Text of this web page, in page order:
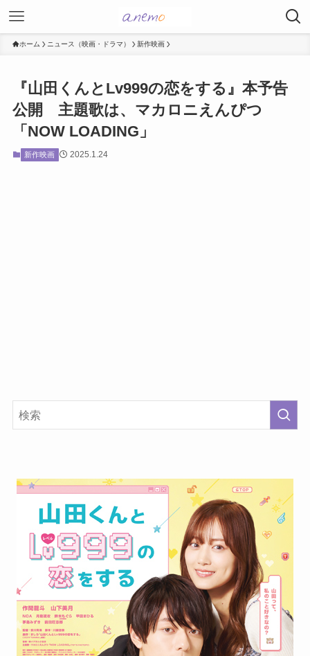
ホーム ニュース（映画・ドラマ） 新作映画
『山田くんとLv999の恋をする』本予告
公開 主題歌は、マカロニえんぴつ
「NOW LOADING」
新作映画 2025.1.24